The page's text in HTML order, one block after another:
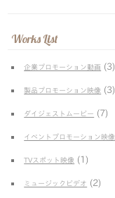
Works List
企業プロモーション動画 (3)
製品プロモーション映像 (3)
ダイジェストムービー (7)
イベントプロモーション映像
TVスポット映像 (1)
ミュージックビデオ (2)